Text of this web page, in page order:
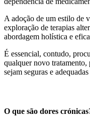
A adoção de um estilo de
exploração de terapias
abordagem holística e
É essencial, contudo,
qualquer novo tratamento,
sejam seguras e
O que são dores